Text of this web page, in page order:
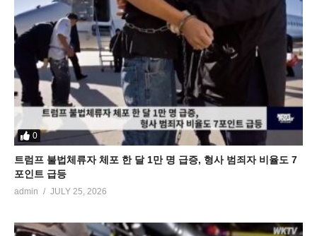
0
트럼프 불법체류자 체포 한 달 1만 명 급증, 형사 범죄자 비율도 7
포인트 급등
admin JULY 25, 2026